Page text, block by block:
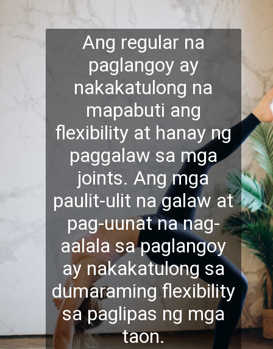
Ang regular na
paglangoy ay
nakakatulong na
mapabuti ang
flexibility at hanay ng
paggalaw sa mga
joints. Ang mga
paulit-ulit na galaw at
pag-uunat na nag-
aalala sa paglangoy
ay nakakatulong sa
dumaraming flexibility
sa paglipas ng mga
taon.